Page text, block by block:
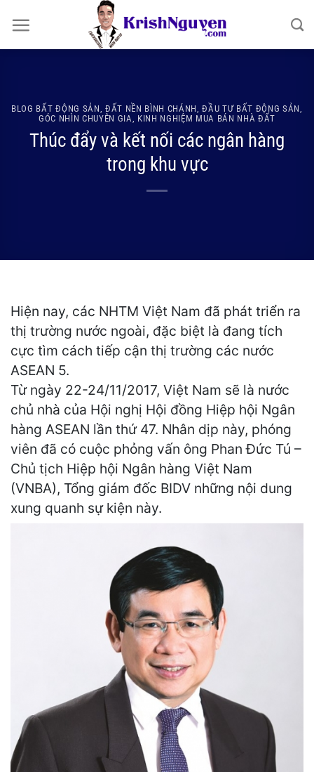
qua
nội
BLOG BẤT ĐỘNG SẢN ĐẤT NỀN BÌNH CHÁNH ,ĐẦU TƯ BẤT ĐỘNG SẢN
GÓC NHÌN CHUYÊN GIA
KINH NGHIỆM MUA BÁN NHÀ ĐẤT
Thúc đẩy và kết nối các ngân hàng
trong khu vực
Hiện nay, các NHTM Việt Nam đã phát triển ra
thị trường nước ngoài, đặc biệt là đang tích
cực tìm cách tiếp cận thị trường các nước
ASEAN 5.
Từ ngày 22-24/11/2017, Việt Nam sẽ là nước
chủ nhà của Hội nghị Hội đồng Hiệp hội Ngân
hàng ASEAN lần thứ 47. Nhân dịp này, phóng
viên đã có cuộc phỏng vấn ông Phan Đức Tú –
Chủ tịch Hiệp hội Ngân hàng Việt Nam
(VNBA), Tổng giám đốc BIDV những nội dung
xung quanh sự kiện này.